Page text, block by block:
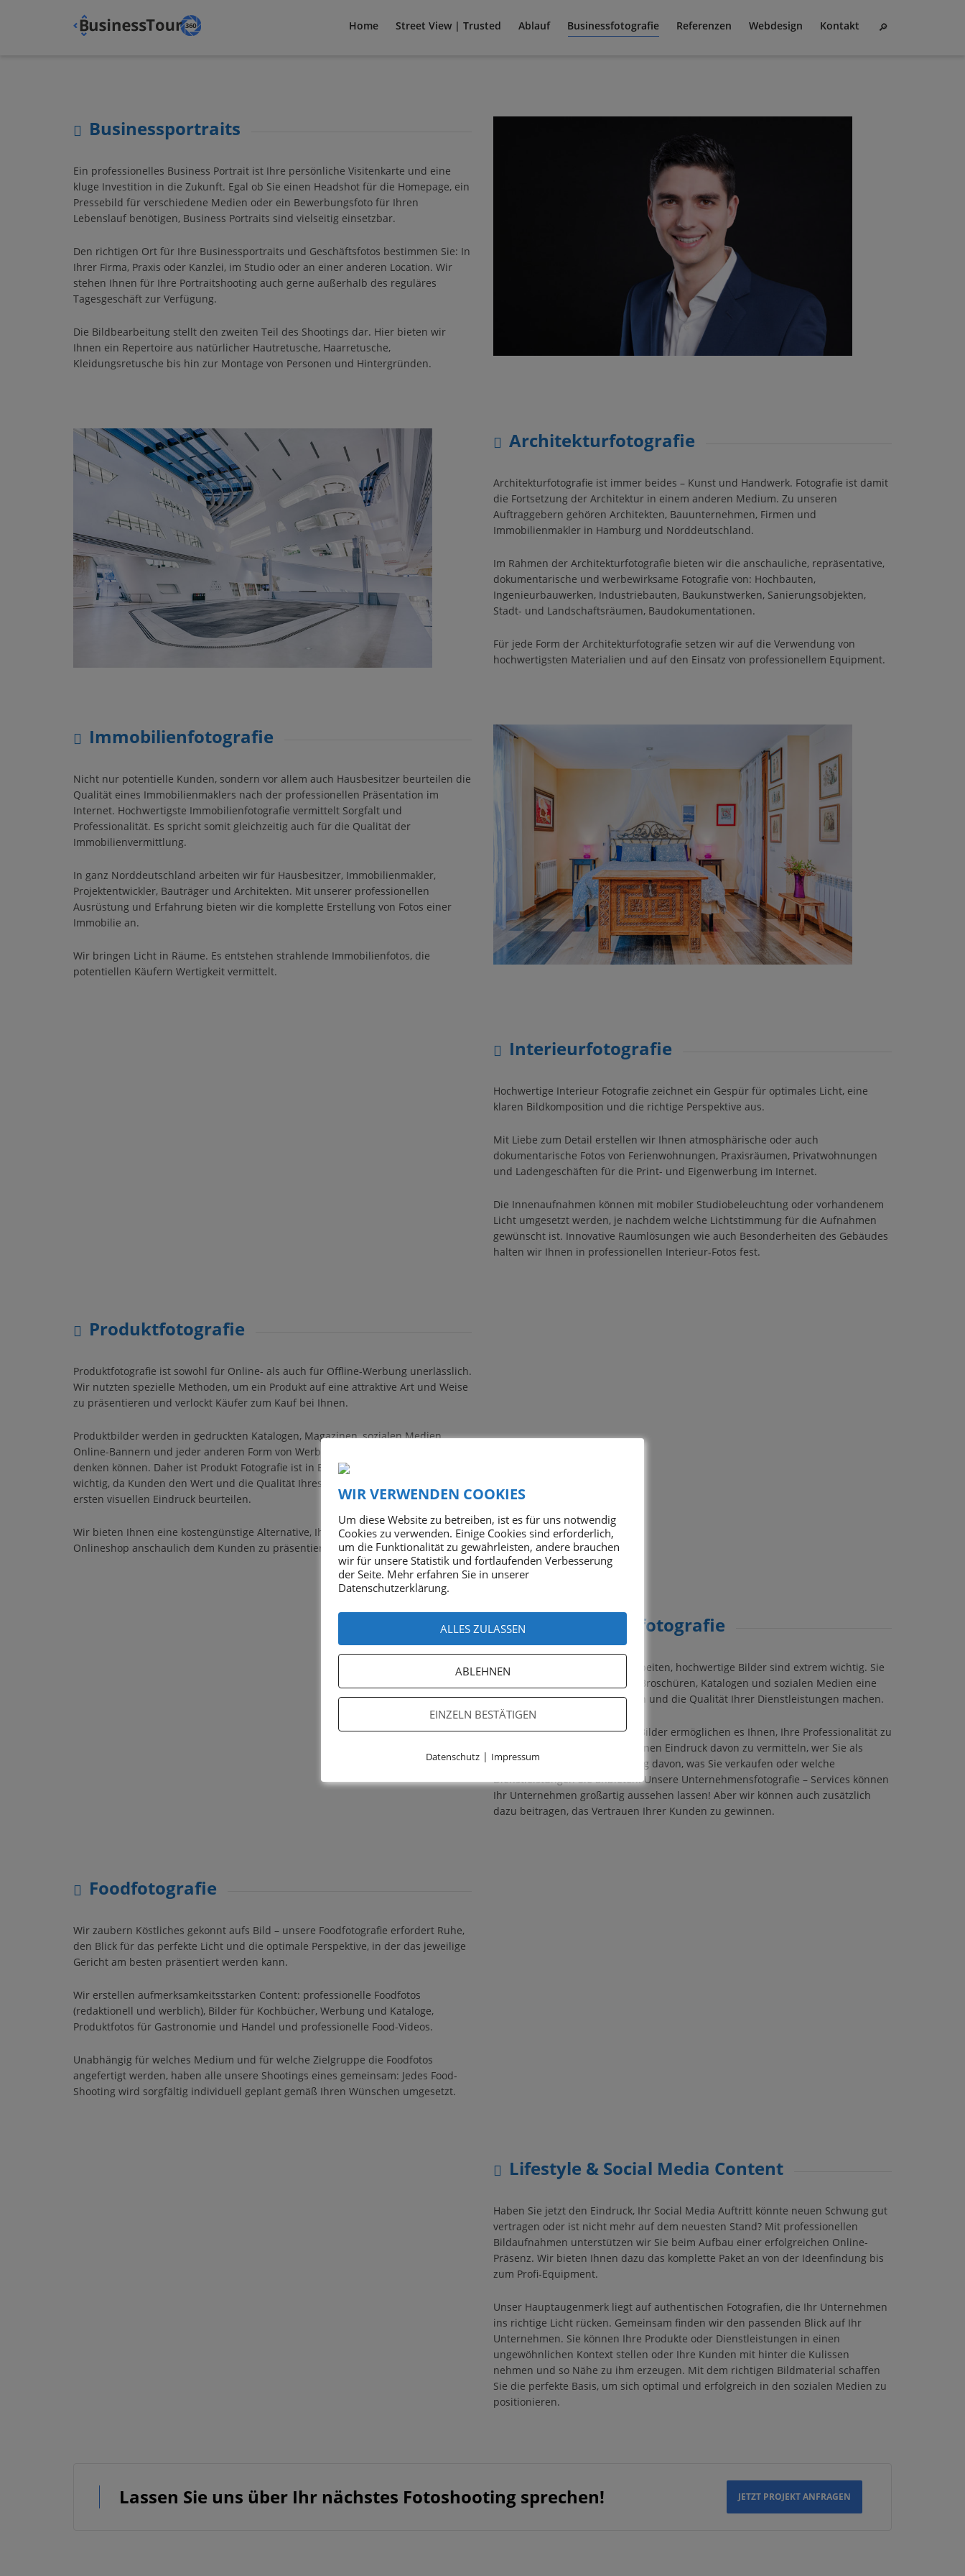
Home Street View | Trusted Ablauf Businessfotografie Referenzen Webdesign Kontakt
Businessportraits
Ein professionelles Business Portrait ist Ihre persönliche Visitenkarte und eine
kluge Investition in die Zukunft. Egal ob Sie einen Headshot für die Homepage, ein
Pressebild für verschiedene Medien oder ein Bewerbungsfoto für Ihren
Lebenslauf benötigen, Business Portraits sind vielseitig einsetzbar.
Den richtigen Ort für Ihre Businessportraits und Geschäftsfotos bestimmen Sie: In
Ihrer Firma, Praxis oder Kanzlei, im Studio oder an einer anderen Location. Wir
stehen Ihnen für Ihre Portraitshooting auch gerne außerhalb des reguläres
Tagesgeschäft zur Verfügung.
Die Bildbearbeitung stellt den zweiten Teil des Shootings dar. Hier bieten wir
Ihnen ein Repertoire aus natürlicher Hautretusche, Haarretusche,
Kleidungsretusche bis hin zur Montage von Personen und Hintergründen.
Architekturfotografie
Architekturfotografie ist immer beides – Kunst und Handwerk. Fotografie ist damit
die Fortsetzung der Architektur in einem anderen Medium. Zu unseren
Auftraggebern gehören Architekten, Bauunternehmen, Firmen und
Immobilienmakler in Hamburg und Norddeutschland.
Im Rahmen der Architekturfotografie bieten wir die anschauliche, repräsentative,
dokumentarische und werbewirksame Fotografie von: Hochbauten,
Ingenieurbauwerken, Industriebauten, Baukunstwerken, Sanierungsobjekten,
Stadt- und Landschaftsräumen, Baudokumentationen.
Für jede Form der Architekturfotografie setzen wir auf die Verwendung von
hochwertigsten Materialien und auf den Einsatz von professionellem Equipment.
Immobilienfotografie
Nicht nur potentielle Kunden, sondern vor allem auch Hausbesitzer beurteilen die
Qualität eines Immobilienmaklers nach der professionellen Präsentation im
Internet. Hochwertigste Immobilienfotografie vermittelt Sorgfalt und
Professionalität. Es spricht somit gleichzeitig auch für die Qualität der
Immobilienvermittlung.
In ganz Norddeutschland arbeiten wir für Hausbesitzer, Immobilienmakler,
Projektentwickler, Bauträger und Architekten. Mit unserer professionellen
Ausrüstung und Erfahrung bieten wir die komplette Erstellung von Fotos einer
Immobilie an.
Wir bringen Licht in Räume. Es entstehen strahlende Immobilienfotos, die
potentiellen Käufern Wertigkeit vermittelt.
Interieurfotografie
Hochwertige Interieur Fotografie zeichnet ein Gespür für optimales Licht, eine
klaren Bildkomposition und die richtige Perspektive aus.
Mit Liebe zum Detail erstellen wir Ihnen atmosphärische oder auch
dokumentarische Fotos von Ferienwohnungen, Praxisräumen, Privatwohnungen
und Ladengeschäften für die Print- und Eigenwerbung im Internet.
Die Innenaufnahmen können mit mobiler Studiobeleuchtung oder vorhandenem
Licht umgesetzt werden, je nachdem welche Lichtstimmung für die Aufnahmen
gewünscht ist. Innovative Raumlösungen wie auch Besonderheiten des Gebäudes
halten wir Ihnen in professionellen Interieur-Fotos fest.
Produktfotografie
Produktfotografie ist sowohl für Online- als auch für Offline-Werbung unerlässlich.
Wir nutzten spezielle Methoden, um ein Produkt auf eine attraktive Art und Weise
zu präsentieren und verlockt Käufer zum Kauf bei Ihnen.
Produktbilder werden in gedruckten Katalogen, Magazinen, sozialen Medien,
Online-Bannern und jeder anderen Form von Werbung verwendet, an die Sie
denken können. Daher ist Produkt Fotografie ist in B2C-Märkten besonders
wichtig, da Kunden den Wert und die Qualität Ihres Produkts abhängig von ihrem
ersten visuellen Eindruck beurteilen.
Wir bieten Ihnen eine kostengünstige Alternative, Ihre Produkte bspw. in Ihrem
Onlineshop anschaulich dem Kunden zu präsentieren.
Unternehmensfotografie
Egal in welcher Branche Sie arbeiten, hochwertige Bilder sind extrem wichtig. Sie
möchten auf Ihrer Website, in Broschüren, Katalogen und sozialen Medien eine
Aussage über Ihr Unternehmen und die Qualität Ihrer Dienstleistungen machen.
Professionelle Unternehmens Bilder ermöglichen es Ihnen, Ihre Professionalität zu
kommunizieren und Kunden einen Eindruck davon zu vermitteln, wer Sie als
Unternehmen sind. Unabhängig davon, was Sie verkaufen oder welche
Dienstleistungen Sie anbieten: Unsere Unternehmensfotografie – Services können
Ihr Unternehmen großartig aussehen lassen! Aber wir können auch zusätzlich
dazu beitragen, das Vertrauen Ihrer Kunden zu gewinnen.
Foodfotografie
Wir zaubern Köstliches gekonnt aufs Bild – unsere Foodfotografie erfordert Ruhe,
den Blick für das perfekte Licht und die optimale Perspektive, in der das jeweilige
Gericht am besten präsentiert werden kann.
Wir erstellen aufmerksamkeitsstarken Content: professionelle Foodfotos
(redaktionell und werblich), Bilder für Kochbücher, Werbung und Kataloge,
Produktfotos für Gastronomie und Handel und professionelle Food-Videos.
Unabhängig für welches Medium und für welche Zielgruppe die Foodfotos
angefertigt werden, haben alle unsere Shootings eines gemeinsam: Jedes Food-
Shooting wird sorgfältig individuell geplant gemäß Ihren Wünschen umgesetzt.
Lifestyle & Social Media Content
Haben Sie jetzt den Eindruck, Ihr Social Media Auftritt könnte neuen Schwung gut
vertragen oder ist nicht mehr auf dem neuesten Stand? Mit professionellen
Bildaufnahmen unterstützen wir Sie beim Aufbau einer erfolgreichen Online-
Präsenz. Wir bieten Ihnen dazu das komplette Paket an von der Ideenfindung bis
zum Profi-Equipment.
Unser Hauptaugenmerk liegt auf authentischen Fotografien, die Ihr Unternehmen
ins richtige Licht rücken. Gemeinsam finden wir den passenden Blick auf Ihr
Unternehmen. Sie können Ihre Produkte oder Dienstleistungen in einen
ungewöhnlichen Kontext stellen oder Ihre Kunden mit hinter die Kulissen
nehmen und so Nähe zu ihm erzeugen. Mit dem richtigen Bildmaterial schaffen
Sie die perfekte Basis, um sich optimal und erfolgreich in den sozialen Medien zu
positionieren.
Lassen Sie uns über Ihr nächstes Fotoshooting sprechen! JETZT PROJEKT ANFRAGEN
WIR VERWENDEN COOKIES
Um diese Website zu betreiben, ist es für uns notwendig
Cookies zu verwenden. Einige Cookies sind erforderlich,
um die Funktionalität zu gewährleisten, andere brauchen
wir für unsere Statistik und fortlaufenden Verbesserung
der Seite. Mehr erfahren Sie in unserer
Datenschutzerklärung.
ALLES ZULASSEN
ABLEHNEN
EINZELN BESTÄTIGEN
Datenschutz| Impressum